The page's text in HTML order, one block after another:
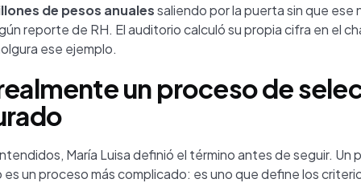
de pesos anualessaliendo por la puerta sin que ese
reporte de RH. El auditorio calculó su propia cifra en el
ese ejemplo.
un proceso de
María Luisa definió el término antes de seguir. Un
un proceso más complicado: es uno que define los